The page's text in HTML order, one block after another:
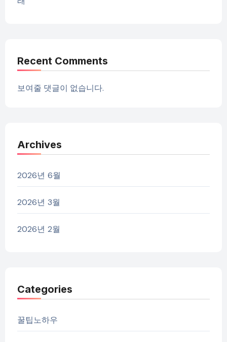
Recent Comments
보여줄 댓글이 없습니다.
Archives
2026년 6월
2026년 3월
2026년 2월
Categories
꿀팁노하우